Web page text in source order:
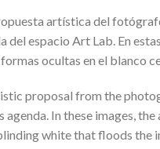
artística del
del espacio Art Lab. En
ocultas en el blanco
proposal from the
agenda. In these images,
white that floods the